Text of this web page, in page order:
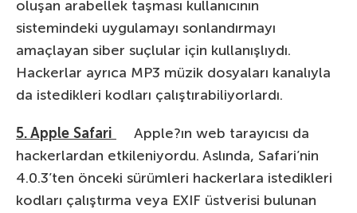
oluşan arabellek taşması kullanıcının
sistemindeki uygulamayı sonlandırmayı
amaçlayan siber suçlular için kullanışlıydı.
Hackerlar ayrıca MP3 müzik dosyaları kanalıyla
da istedikleri kodları çalıştırabiliyorlardı.
5. Apple Safari
Apple?ın web tarayıcısı da
hackerlardan etkileniyordu. Aslında, Safari’nin
4.0.3’ten önceki sürümleri hackerlara istedikleri
kodları çalıştırma veya EXIF üstverisi bulunan